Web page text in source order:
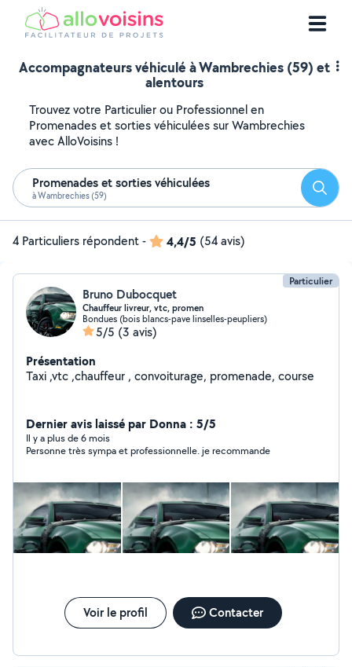
Accompagnateurs véhiculé à Wambrechies (59) et
alentours
Trouvez votre Particulier ou Professionnel en
Promenades et sorties véhiculées sur Wambrechies
avec AlloVoisins !
Promenades et sorties véhiculées
à Wambrechies (59)
4 Particuliers répondent- 4,4/5 (54 avis)
Particulier
Bruno Dubocquet
Chauffeur livreur, vtc, promen
Bondues (bois blancs-pave linselles-peupliers)
5/5 (3 avis)
Présentation
Taxi ,vtc ,chauffeur , convoiturage, promenade, course
Dernier avis laissé par Donna : 5/5
Il y a plus de 6 mois
Personne très sympa et professionnelle. je recommande
Voir le profil Contacter